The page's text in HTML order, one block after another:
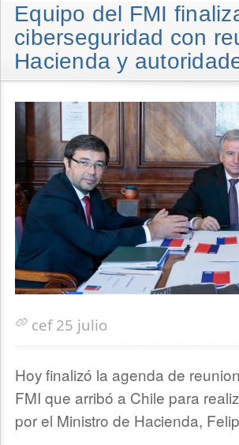
Equipo del FMI
ciberseguridad con
Hacienda y
cef 25 julio
Hoy finalizó la agenda de
FMI que arribó a Chile para
por el Ministro de Hacienda,